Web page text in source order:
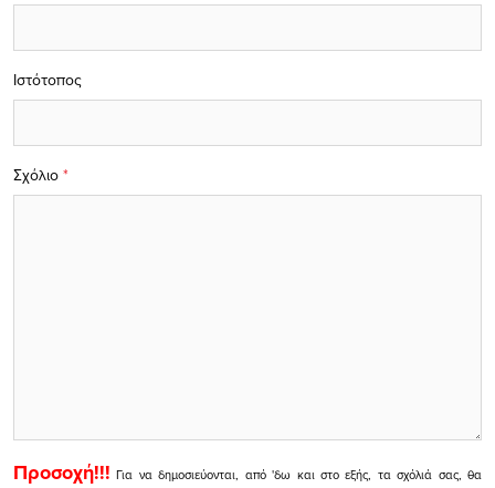
Σχόλιο *
Ιστότοπος
Προσοχή!!! Για να δημοσιεύονται, από 'δω και στο εξής, τα σχόλιά σας, θα